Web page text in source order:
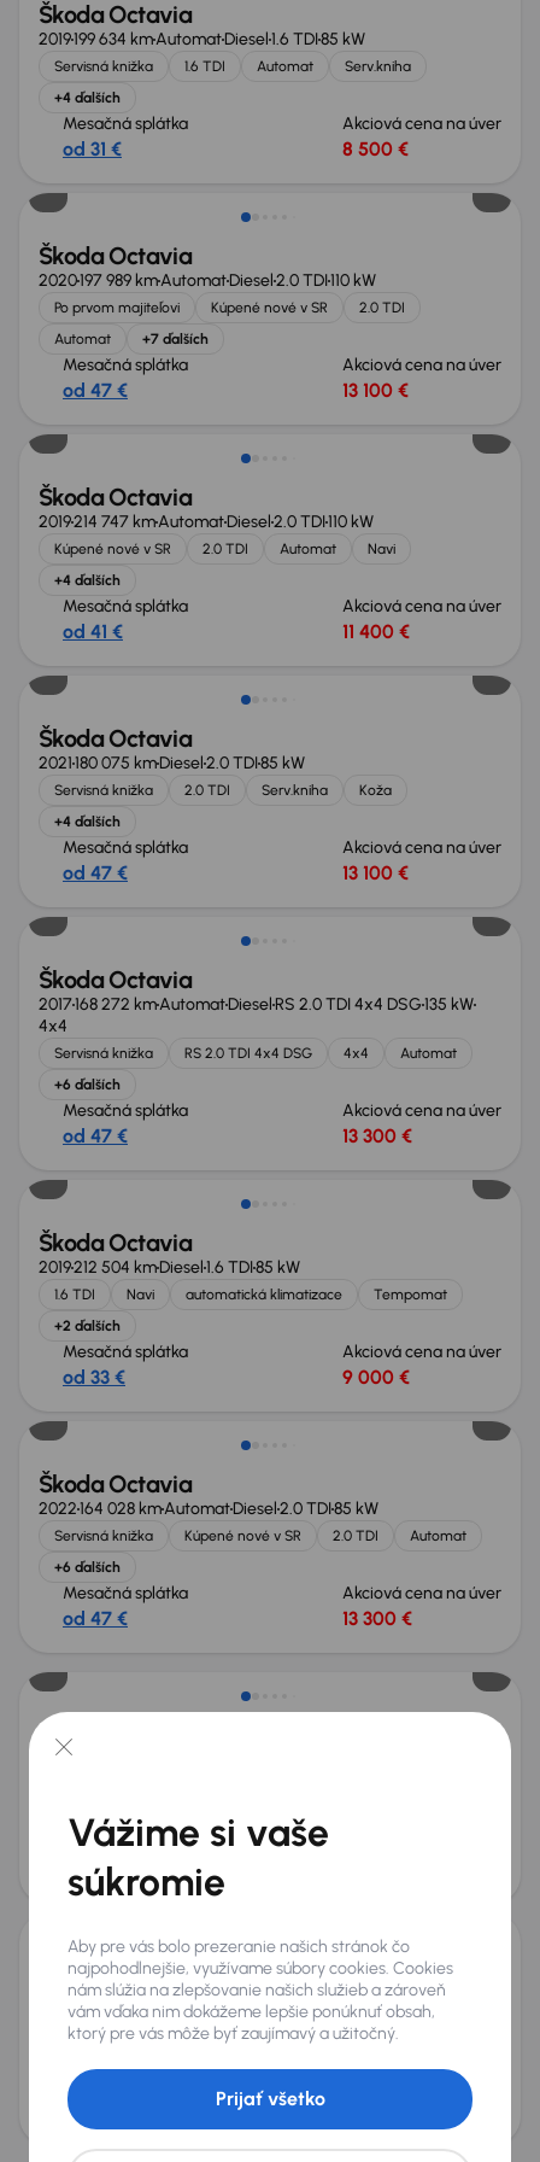
Škoda Octavia
2019199 634 kmAutomatDiesel1.6 TDI85 kW
Servisná knižka 1.6 TDI Automat
Serv.kniha
+4 ďalších
Mesačná splátka
od 31 €
Akciová cena na úver
8 500 €
Zlacnené o 700 €
Škoda Octavia
2020197 989 kmAutomatDiesel2.0 TDI110 kW
Po prvom majiteľovi Kúpené nové v SR
2.0 TDI
Automat
+7 ďalších
Mesačná splátka
od 47 €
Akciová cena na úver
13 100 €
Škoda Octavia
2019214 747 kmAutomatDiesel2.0 TDI110 kW
Kúpené nové v SR 2.0 TDI Automat
Navi
+4 ďalších
Mesačná splátka
od 41 €
Akciová cena na úver
11 400 €
Škoda Octavia
2021180 075 kmDiesel2.0 TDI85 kW
Servisná knižka 2.0 TDI Serv.kniha
Koža
+4 ďalších
Mesačná splátka
od 47 €
Akciová cena na úver
13 100 €
Zlacnené o 3 200 €
Škoda Octavia
2017168 272 kmAutomatDiesel RS 2.0 TDI 4x4 DSG135 kW
4x4
Servisná knižka RS 2.0 TDI 4x4 DSG 4x4
Automat
+6 ďalších
Mesačná splátka
od 47 €
Akciová cena na úver
13 300 €
Nové v ponuke
Škoda Octavia
2019212 504 kmDiesel1.6 TDI85 kW
1.6 TDI Navi automatická klimatizace
Tempomat
+2 ďalších
Mesačná splátka
od 33 €
Akciová cena na úver
9 000 €
Nové v ponuke
Škoda Octavia
2022164 028 kmAutomatDiesel2.0 TDI85 kW
Servisná knižka Kúpené nové v SR 2.0 TDI
Automat
+6 ďalších
Mesačná splátka
od 47 €
Akciová cena na úver
13 300 €
Škoda Octavia
2016
+4 ďalších
Mesačná splátka
od 31 €
Nové v ponuke
Škoda Octavia
2016 216 729 km Diesel2.0 TDI 4x4110 kW4x4
Servisná knižka Kúpené nové v SR 2.0 TDI 4x4
Mesačná splátka
od 30 €
Akciová cena na úver
Vážime si vaše
súkromie
Aby pre vás bolo prezeranie našich stránok čo
najpohodlnejšie, využívame súbory cookies. Cookies
nám slúžia na zlepšovanie našich služieb a zároveň
vám vďaka nim dokážeme lepšie ponúknuť obsah,
ktorý pre vás môže byť zaujímavý a užitočný.
Prijať všetko